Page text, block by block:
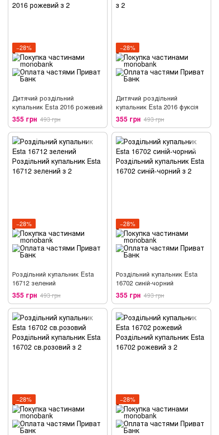
−28%
Дитячий роздільний
купальник Esta 2016 рожевий
355 грн 493 грн
−28%
Дитячий роздільний
купальник Esta 2016 фуксія
355 грн 493 грн
−28%
Роздільний купальник Esta
16712 зелений
355 грн 493 грн
−28%
Роздільний купальник Esta
16702 синій-чорний
355 грн 493 грн
−28% −28%